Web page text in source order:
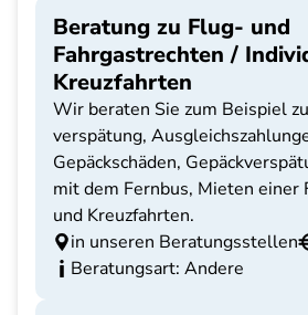
Beratung zu Flug- und
Fahrgastrechten /
Kreuzfahrten
Wir beraten Sie zum Beispiel
verspätung,
Gepäckschäden,
mit dem Fernbus, Mieten einer
und Kreuzfahrten.
in unseren Beratungsstellen
Beratungsart: Andere